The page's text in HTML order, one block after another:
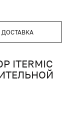
ДОСТАВКА
ITERMIC